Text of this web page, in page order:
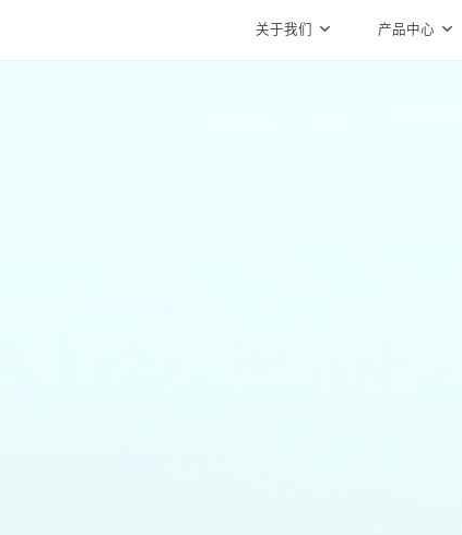
关于我们 产品中心